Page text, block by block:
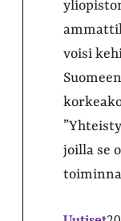
voisi
joilla se